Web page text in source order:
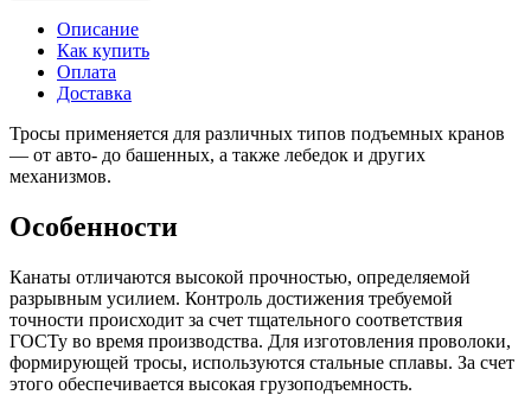
Описание
Как купить
Оплата
Доставка
Тросы применяется для различных типов подъемных кранов
— от авто- до башенных, а также лебедок и других
механизмов.
Особенности
Канаты отличаются высокой прочностью, определяемой
разрывным усилием. Контроль достижения требуемой
точности происходит за счет тщательного соответствия
ГОСТу во время производства. Для изготовления проволоки,
формирующей тросы, используются стальные сплавы. За счет
этого обеспечивается высокая грузоподъемность.